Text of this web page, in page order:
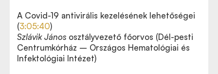
A Covid-19 antivirális kezelésének lehetőségei
(3:05:40)
Szlávik János osztályvezető főorvos (Dél-pesti
Centrumkórház – Országos Hematológiai és
Infektológiai Intézet)